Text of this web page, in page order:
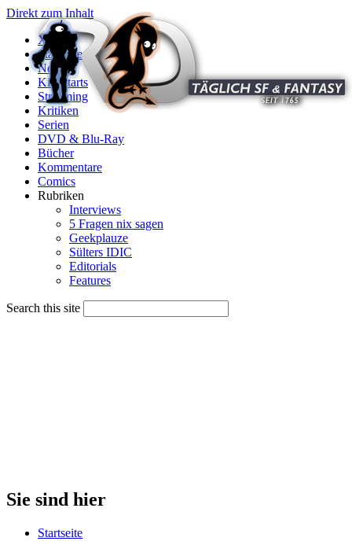
Direkt zum Inhalt
X
Startseite
News
Kinostarts
Streaming
Kritiken
Serien
DVD & Blu-Ray
Bücher
Kommentare
Comics
Rubriken
Interviews
5 Fragen nix sagen
Geekplauze
Sülters IDIC
Editorials
Features
Search this site
Sie sind hier
Startseite